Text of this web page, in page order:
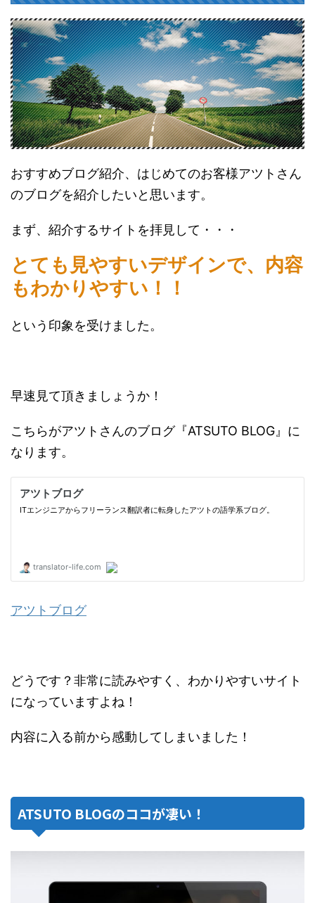
おすすめブログ紹介、はじめてのお客様アツトさん
のブログを紹介したいと思います。
まず、紹介するサイトを拝見して・・・
とても見やすいデザインで、内容
もわかりやすい！！
という印象を受けました。
早速見て頂きましょうか！
こちらがアツトさんのブログ『ATSUTO BLOG』に
なります。
アツトブログ
どうです？非常に読みやすく、わかりやすいサイト
になっていますよね！
内容に入る前から感動してしまいました！
ATSUTO BLOGのココが凄い！